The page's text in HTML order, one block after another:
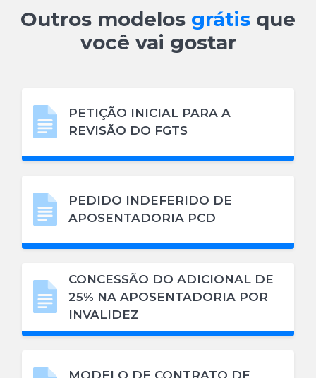
Outros modelos grátis que
você vai gostar
PETIÇÃO INICIAL PARA A
REVISÃO DO FGTS
PEDIDO INDEFERIDO DE
APOSENTADORIA PCD
CONCESSÃO DO ADICIONAL DE
25% NA APOSENTADORIA POR
INVALIDEZ